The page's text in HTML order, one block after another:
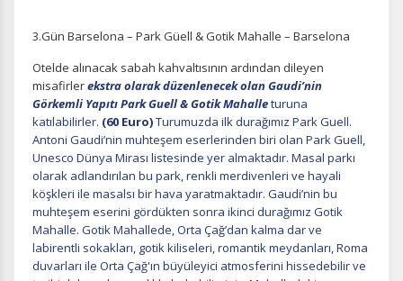
ÇEREZ KULLANIM AYARLARINIZ
Çerez tercihlerinizibelirleyin.
Daha fazla bilgi içinKVKK bilgilendirmemizi,çerez kullanımve
gizlilik koşullarınıinceleyebilirsiniz.
Zorunlu Çerezler HER ZAMAN AKTIF
3.Gün Barselona – Park Güell & Gotik Mahalle – Barselona
Otelde alınacak sabah kahvaltısının ardından dileyen
misafirlerekstra olarak düzenlenecek olanGaudi’nin
Görkemli Yapıtı Park Guell & Gotik Mahalleturuna
katılabilirler. (60 Euro)Turumuzda ilk durağımız Park Guell.
Antoni Gaudi’nin muhteşem eserlerinden biri olan Park Guell,
Unesco Dünya Mirası listesinde yer almaktadır. Masal parkı
olarak adlandırılan bu park, renkli merdivenleri ve hayali
köşkleri ile masalsı bir hava yaratmaktadır. Gaudi’nin bu
muhteşem eserini gördükten sonra ikinci durağımız Gotik
Mahalle. Gotik Mahallede, Orta Çağ’dan kalma dar ve
labirentli sokakları, gotik kiliseleri, romantik meydanları, Roma
duvarları ile Orta Çağ'ın büyüleyici atmosferini hissedebilir ve